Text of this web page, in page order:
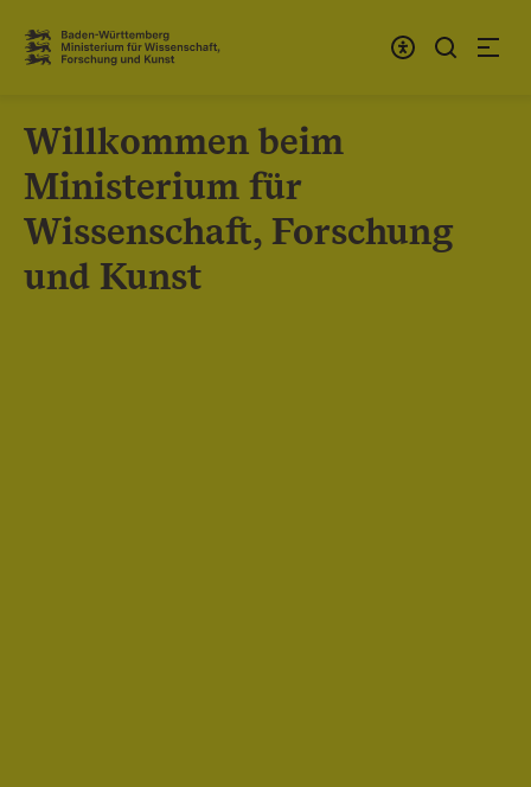
Zum Inhalt springen
Link zur Startseite
Willkommen beim
Ministerium für
Wissenschaft, Forschung
und Kunst